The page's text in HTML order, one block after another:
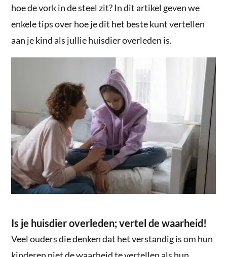
hoe de vork in de steel zit? In dit artikel geven we
enkele tips over hoe je dit het beste kunt vertellen
aan je kind als jullie huisdier overleden is.
Is je huisdier overleden; vertel de waarheid!
Veel ouders die denken dat het verstandig is om hun
kinderen niet de waarheid te vertellen als hun